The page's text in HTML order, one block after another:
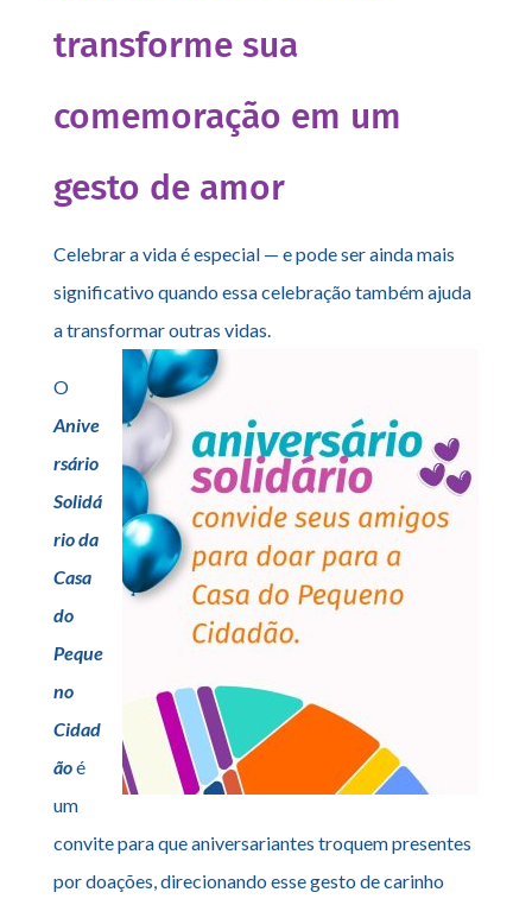
transforme sua
comemoração em um
gesto de amor
Celebrar a vida é especial — e pode ser ainda mais
significativo quando essa celebração também ajuda
a transformar outras vidas.
O
Anive
rsário
Solidá
rio da
Casa
do
Peque
no
Cidad
ãoé
um
convite para que aniversariantes troquem presentes
por doações, direcionando esse gesto de carinho